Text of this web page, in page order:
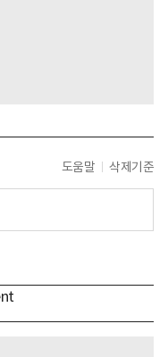
도움말 삭제기준